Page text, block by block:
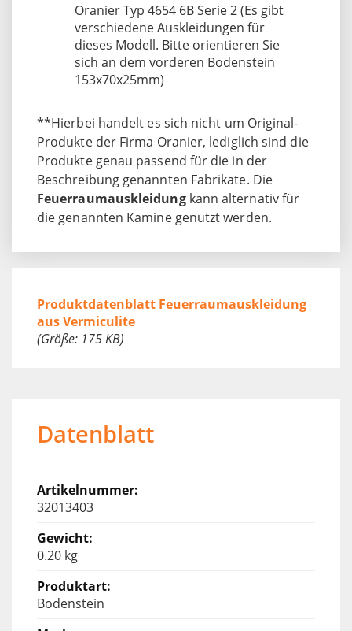
Oranier Typ 4654 6B Serie 2 (Es gibt
verschiedene Auskleidungen für
dieses Modell. Bitte orientieren Sie
sich an dem vorderen Bodenstein
153x70x25mm)
**Hierbei handelt es sich nicht um Original-
Produkte der Firma Oranier, lediglich sind die
Produkte genau passend für die in der
Beschreibung genannten Fabrikate. Die
Feuerraumauskleidungkann alternativ für
die genannten Kamine genutzt werden.
Produktdatenblatt Feuerraumauskleidung
aus Vermiculite
(Größe: 175 KB)
Datenblatt
32013403
0.20 kg
Bodenstein